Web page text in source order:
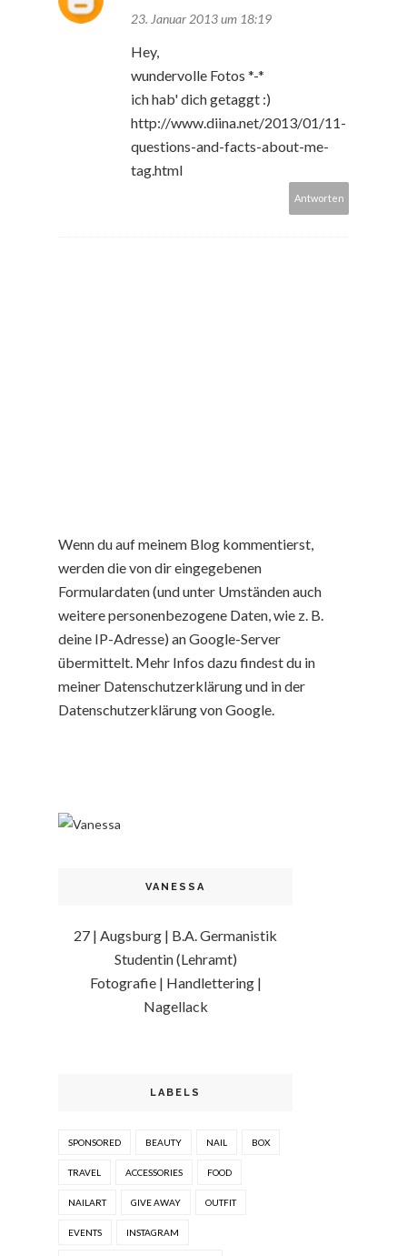
23. Januar 2013 um 18:19
Hey,
wundervolle Fotos *-*
ich hab' dich getaggt :)
http://www.diina.net/2013/01/11-
questions-and-facts-about-me-
tag.html
Antworten
Wenn du auf meinem Blog kommentierst,
werden die von dir eingegebenen
Formulardaten (und unter Umständen auch
weitere personenbezogene Daten, wie z. B.
deine IP-Adresse) an Google-Server
übermittelt. Mehr Infos dazu findest du in
meiner Datenschutzerklärung und in der
Datenschutzerklärung von Google.
VANESSA
27 | Augsburg | B.A. Germanistik
Studentin (Lehramt)
Fotografie | Handlettering |
Nagellack
LABELS
SPONSORED BEAUTY NAIL BOX
TRAVEL ACCESSORIES FOOD
NAILART GIVE AWAY OUTFIT
EVENTS INSTAGRAM